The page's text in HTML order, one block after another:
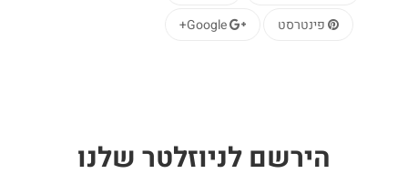
Google+
פינטרסט
הירשם לניוזלטר שלנו